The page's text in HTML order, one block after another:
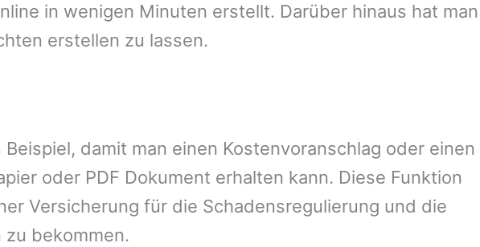
in wenigen Minuten erstellt. Darüber hinaus hat man
erstellen zu lassen.
damit man einen Kostenvoranschlag oder einen
oder PDF Dokument erhalten kann. Diese Funktion
Versicherung für die Schadensregulierung und die
bekommen.